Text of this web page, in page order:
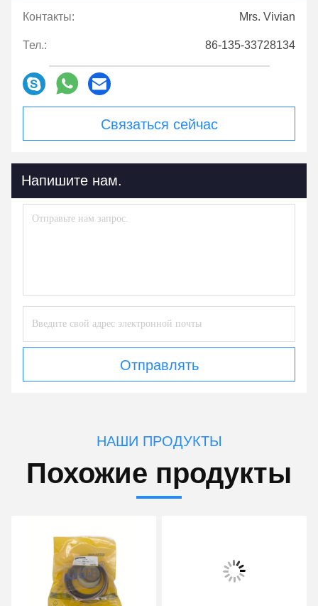
Контакты: Mrs. Vivian
Тел.: 86-135-33728134
Связаться сейчас
Напишите нам.
Отправлять
НАШИ ПРОДУКТЫ
Похожие продукты